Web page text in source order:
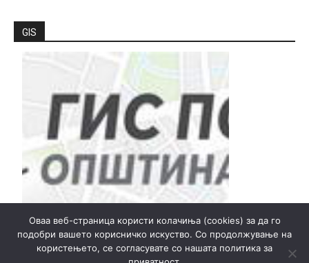
GIS
Оваа веб-страница користи колачиња (cookies) за да го
подобри вашето корисничко искуство. Со продолжување на
користењето, се согласувате со нашата политика за